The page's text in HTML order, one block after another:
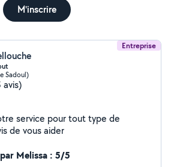
M'inscrire
Entreprise
Sadoul)
avis)
service pour tout type de
de vous aider
Melissa : 5/5